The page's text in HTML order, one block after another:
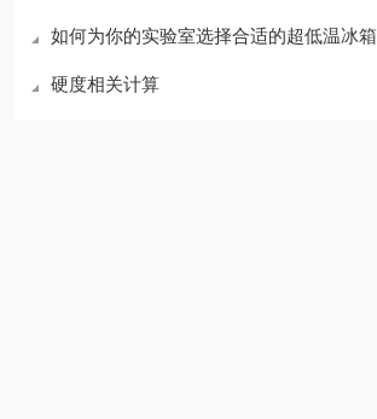
如何为你的实验室选择合适的超低温冰箱
硬度相关计算